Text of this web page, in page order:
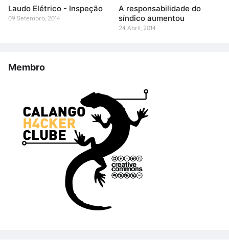
Laudo Elétrico - Inspeção
09 Setembro, 2014
A responsabilidade do
síndico aumentou
24 Abril, 2014
Membro